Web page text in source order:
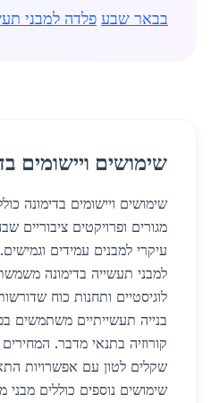
בבאר שבע פלדה למבני
שימושים ויישומים
שימושים ויישומים בדימונה
מגורים ופרויקטים
למבני תעשייה בדימונה
לוגיסטיים ותחנות כוח
בנייה תעשייתיים משתמשים
שקלים לטון עם אפשרויות
שימושים נוספים כוללים מבני